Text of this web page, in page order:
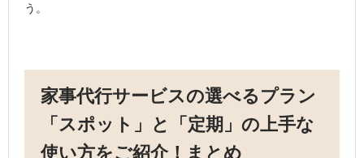
う。
家事代行サービスの選べるプラン
「スポット」と「定期」の上手な
使い方をご紹介！まとめ